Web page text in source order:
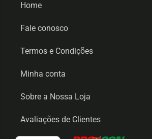
Home
Fale conosco
Termos e Condições
Minha conta
Sobre a Nossa Loja
Avaliações de Clientes